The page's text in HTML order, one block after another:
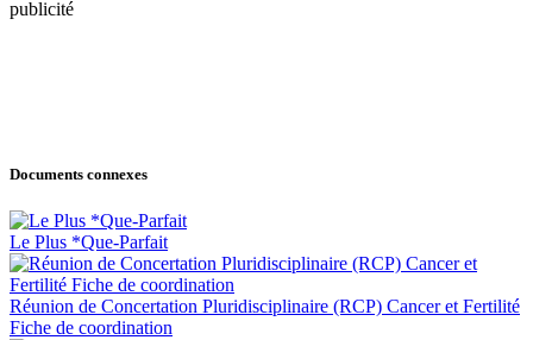
publicité
Documents connexes
Le Plus *Que-Parfait
Réunion de Concertation Pluridisciplinaire (RCP) Cancer et Fertilité
Fiche de coordination